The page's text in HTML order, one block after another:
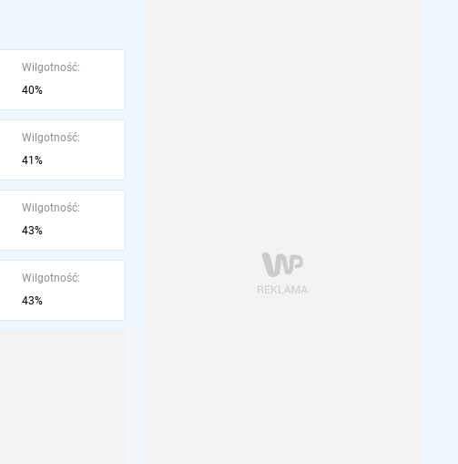
Wilgotność:
40%
Wilgotność:
41%
Wilgotność:
43%
Wilgotność:
43%